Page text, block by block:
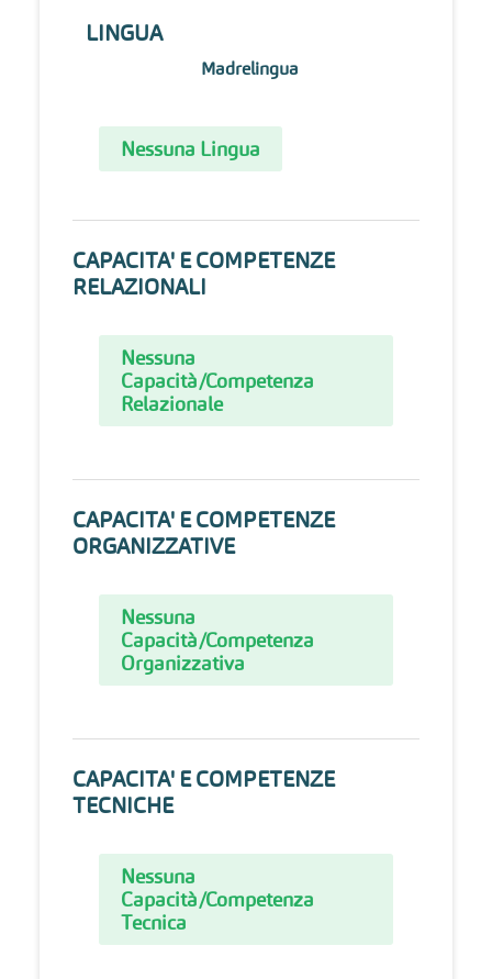
LINGUA
Madrelingua
Nessuna Lingua
CAPACITA' E COMPETENZE
RELAZIONALI
Nessuna
Capacità/Competenza
Relazionale
CAPACITA' E COMPETENZE
ORGANIZZATIVE
Nessuna
Capacità/Competenza
Organizzativa
CAPACITA' E COMPETENZE
TECNICHE
Nessuna
Capacità/Competenza
Tecnica